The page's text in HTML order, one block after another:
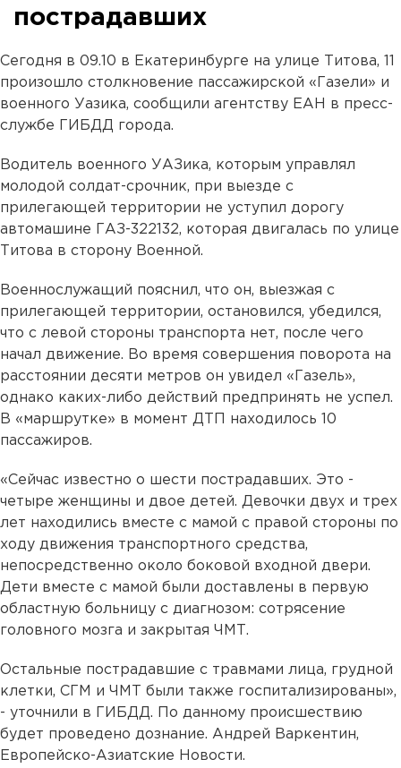
пострадавших
Сегодня в 09.10 в Екатеринбурге на улице Титова, 11
произошло столкновение пассажирской «Газели» и
военного Уазика, сообщили агентству ЕАН в пресс-
службе ГИБДД города.
Водитель военного УАЗика, которым управлял
молодой солдат-срочник, при выезде с
прилегающей территории не уступил дорогу
автомашине ГАЗ-322132, которая двигалась по улице
Титова в сторону Военной.
Военнослужащий пояснил, что он, выезжая с
прилегающей территории, остановился, убедился,
что с левой стороны транспорта нет, после чего
начал движение. Во время совершения поворота на
расстоянии десяти метров он увидел «Газель»,
однако каких-либо действий предпринять не успел.
В «маршрутке» в момент ДТП находилось 10
пассажиров.
«Сейчас известно о шести пострадавших. Это -
четыре женщины и двое детей. Девочки двух и трех
лет находились вместе с мамой с правой стороны по
ходу движения транспортного средства,
непосредственно около боковой входной двери.
Дети вместе с мамой были доставлены в первую
областную больницу с диагнозом: сотрясение
головного мозга и закрытая ЧМТ.
Остальные пострадавшие с травмами лица, грудной
клетки, СГМ и ЧМТ были также госпитализированы»,
- уточнили в ГИБДД. По данному происшествию
будет проведено дознание. Андрей Варкентин,
Европейско-Азиатские Новости.